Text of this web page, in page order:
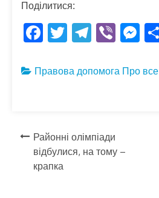
Поділитися:
F
e
o
k
T
itt
T
e
m
Vi
er
M
se
Правова допомога Про все
Навігація
записів
Районні олімпіади
відбулися, на тому –
крапка